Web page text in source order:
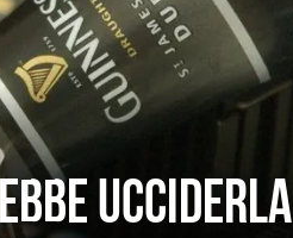
ucciderla